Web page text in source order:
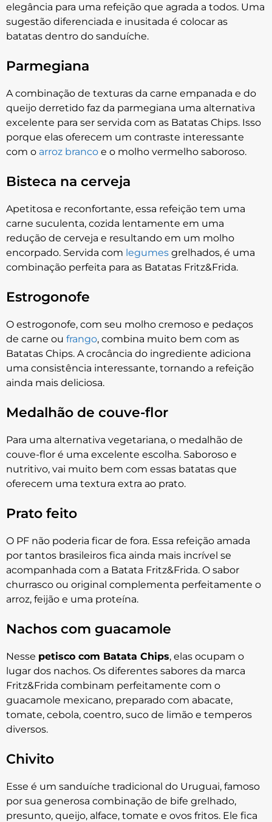
elegância para uma refeição que agrada a todos. Uma
sugestão diferenciada e inusitada é colocar as
batatas dentro do sanduíche.
Parmegiana
A combinação de texturas da carne empanada e do
queijo derretido faz da parmegiana uma alternativa
excelente para ser servida com as Batatas Chips. Isso
porque elas oferecem um contraste interessante
com o arroz branco e o molho vermelho saboroso.
Bisteca na cerveja
Apetitosa e reconfortante, essa refeição tem uma
carne suculenta, cozida lentamente em uma
redução de cerveja e resultando em um molho
encorpado. Servida com legumes grelhados, é uma
combinação perfeita para as Batatas Fritz&Frida.
Estrogonofe
O estrogonofe, com seu molho cremoso e pedaços
de carne ou frango, combina muito bem com as
Batatas Chips. A crocância do ingrediente adiciona
uma consistência interessante, tornando a refeição
ainda mais deliciosa.
Medalhão de couve-flor
Para uma alternativa vegetariana, o medalhão de
couve-flor é uma excelente escolha. Saboroso e
nutritivo, vai muito bem com essas batatas que
oferecem uma textura extra ao prato.
Prato feito
O PF não poderia ficar de fora. Essa refeição amada
por tantos brasileiros fica ainda mais incrível se
acompanhada com a Batata Fritz&Frida. O sabor
churrasco ou original complementa perfeitamente o
arroz, feijão e uma proteína.
Nachos com guacamole
Nesse petisco com Batata Chips, elas ocupam o
lugar dos nachos. Os diferentes sabores da marca
Fritz&Frida combinam perfeitamente com o
guacamole mexicano, preparado com abacate,
tomate, cebola, coentro, suco de limão e temperos
diversos.
Chivito
Esse é um sanduíche tradicional do Uruguai, famoso
por sua generosa combinação de bife grelhado,
presunto, queijo, alface, tomate e ovos fritos. Ele fica